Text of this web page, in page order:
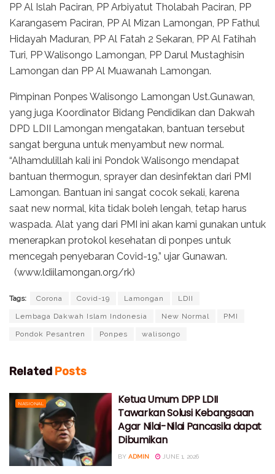
PP Al Islah Paciran, PP Arbiyatut Tholabah Paciran, PP
Karangasem Paciran, PP Al Mizan Lamongan, PP Fathul
Hidayah Maduran, PP Al Fatah 2 Sekaran, PP Al Fatihah
Turi, PP Walisongo Lamongan, PP Darul Mustaghisin
Lamongan dan PP Al Muawanah Lamongan.
Pimpinan Ponpes Walisongo Lamongan Ust.Gunawan,
yang juga Koordinator Bidang Pendidikan dan Dakwah
DPD LDII Lamongan mengatakan, bantuan tersebut
sangat berguna untuk menyambut new normal.
“Alhamdulillah kali ini Pondok Walisongo mendapat
bantuan thermogun, sprayer dan desinfektan dari PMI
Lamongan. Bantuan ini sangat cocok sekali, karena
saat new normal, kita tidak boleh lengah, tetap harus
waspada. Alat yang dari PMI ini akan kami gunakan untuk
menerapkan protokol kesehatan di ponpes untuk
mencegah penyebaran Covid-19,” ujar Gunawan.
(www.ldiilamongan.org/rk)
Tags: Corona Covid-19 Lamongan LDII
Lembaga Dakwah Islam Indonesia New Normal PMI
Pondok Pesantren Ponpes walisongo
Related Posts
NASIONAL
Ketua Umum DPP LDII
Tawarkan Solusi Kebangsaan
Agar Nilai-Nilai Pancasila dapat
Dibumikan
BY ADMIN JUNE 1, 2026